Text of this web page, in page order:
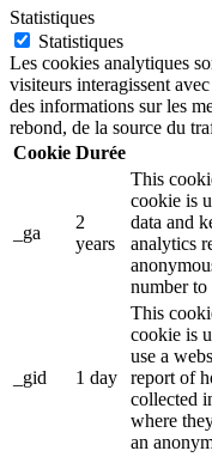
Statistiques
Statistiques
Les cookies analytiques
visiteurs interagissent
des informations sur les
rebond, de la source du
Cookie Durée
_ga
2
years
This
cookie is
data and
analytics
number
_gid 1 day
This
cookie is
use a
report of
collected
where
an